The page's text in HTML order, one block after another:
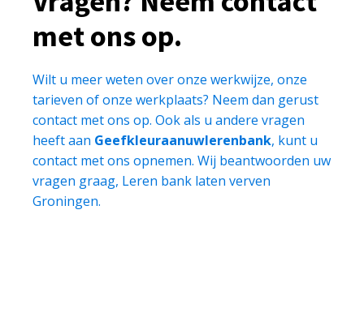
met ons op.
Wilt u meer weten over onze werkwijze, onze
tarieven of onze werkplaats? Neem dan gerust
contact met ons op. Ook als u andere vragen
heeft aan Geefkleuraanuwlerenbank, kunt u
contact met ons opnemen. Wij beantwoorden uw
vragen graag, Leren bank laten verven
Groningen.